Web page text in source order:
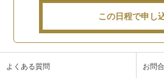
この日程で申し
よくある質問 お問